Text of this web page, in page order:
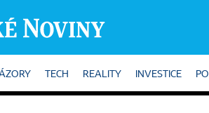
TECH REALITY INVESTICE